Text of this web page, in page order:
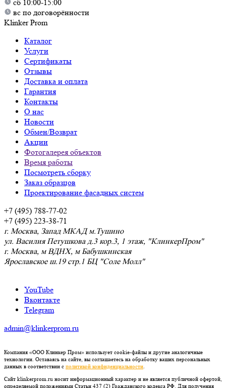
сб 10:00-15:00
вс по договорённости
Klinker Prom
Каталог
Услуги
Сертификаты
Отзывы
Доставка и оплата
Гарантия
Контакты
О нас
Новости
Обмен/Возврат
Акции
Фотогалерея объектов
Время работы
Посмотреть сборку
Заказ образцов
Проектирование фасадных систем
+7 (495) 788-77-02
+7 (495) 223-38-71
г. Москва, Запад МКАД м.Тушино
ул. Василия Петушкова д.3 кор.3, 1 этаж, "КлинкерПром"
г. Москва, м ВДНХ, м Бабушкинская
Ярославское ш.19 стр.1 БЦ "Соле Молл"
YouTube
Вконтакте
Telegram
admin@klinkerprom.ru
Компания «ООО Клинкер Пром» использует cookie-файлы и другие аналогичные
технологии. Оставаясь на сайте, вы соглашаетесь на обработку ваших персональных
данных в соответствии с политикой конфиденциальности
Сайт klinkerprom.ru носит информационный характер и не является публичной офертой,
определяемой положениями Статьи 437 (2) Гражданского кодекса РФ. Для получения